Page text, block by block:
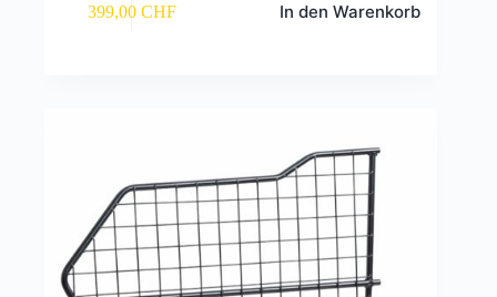
399,00 CHF In den Warenkorb